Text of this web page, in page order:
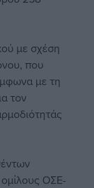
με σχέση
που
με τη
τον
ΟΣΕ-